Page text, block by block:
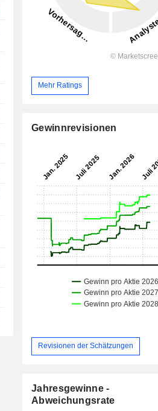
Mehr Ratings
Gewinnrevisionen
Revisionen der Schätzungen
Jahresgewinne -
Abweichungsrate